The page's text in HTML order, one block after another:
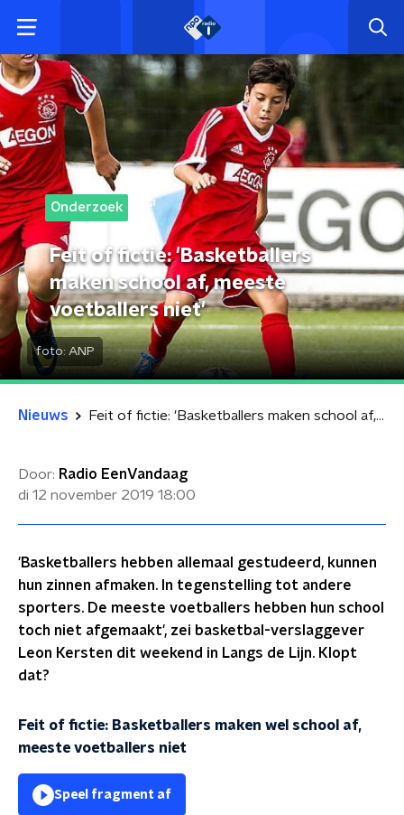
Onderzoek
Feit of fictie: 'Basketballers
maken school af, meeste
voetballers niet'
foto: ANP
Nieuws Feit of fictie: 'Basketballers maken school af, meeste voetballers niet'
Door: Radio EenVandaag
di 12 november 2019 18:00
'Basketballers hebben allemaal gestudeerd, kunnen
hun zinnen afmaken. In tegenstelling tot andere
sporters. De meeste voetballers hebben hun school
toch niet afgemaakt', zei basketbal-verslaggever
Leon Kersten dit weekend in Langs de Lijn. Klopt
dat?
Feit of fictie: Basketballers maken wel school af,
meeste voetballers niet
Speel fragment af